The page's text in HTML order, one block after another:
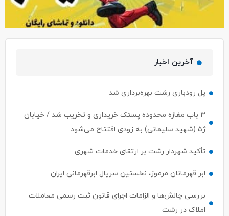
آخرین اخبار
پل رودباری رشت بهره‌برداری شد
۳ باب مغازه محدوده پستک خریداری و تخریب شد / خیابان
ژ۵ (شهید سلیمانی) به زودی افتتاح می‌شود
تأکید شهردار رشت بر ارتقای خدمات شهری
ابر قهرمانان مرموز، نخستین سریال ابرقهرمانی ایران
بررسی چالش‌ها و الزامات اجرای قانون ثبت رسمی معاملات
املاک در رشت